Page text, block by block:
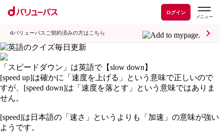
ログイン
dバリューパスご契約済みの方はこちら
「スピードダウン」は英語で【slow down】
[speed up]は確かに「速度を上げる」という意味で正しいので
すが、[speed down]は「速度を落とす」という意味ではありま
せん。
[speed]は日本語の「速さ」というよりも「加速」の意味が強い
ようです。